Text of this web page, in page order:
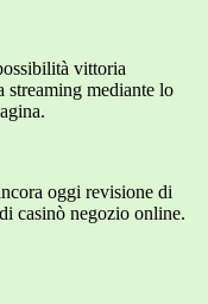
vittoria
streaming mediante lo
oggi revisione di
casinò negozio online.